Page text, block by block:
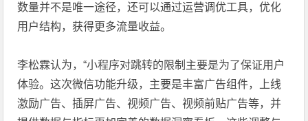
数量并不是唯一途径，还可以通过运营调优工具，优化
用户结构，获得更多流量收益。
李松霖认为，“小程序对跳转的限制主要是为了保证用户
体验。这次微信功能升级，主要是丰富广告组件，上线
激励广告、插屏广告、视频广告、视频前贴广告等，并